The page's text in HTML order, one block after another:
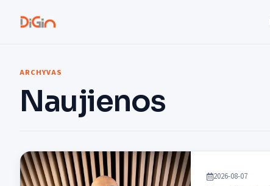
ARCHYVAS
Naujienos
2026-08-07